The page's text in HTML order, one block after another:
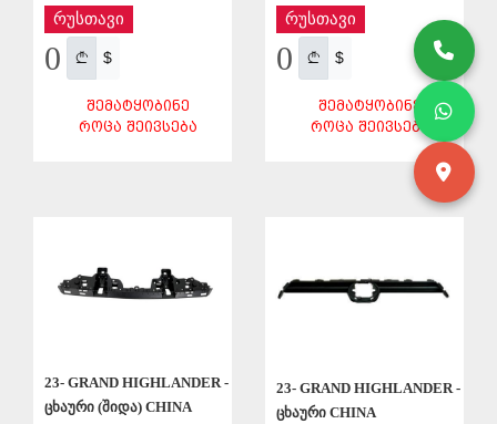
რუსთავი
0 $
ᲨᲔᲛᲐᲢᲧᲝᲑᲘᲜᲔ
ᲠᲝᲪᲐ ᲨᲔᲘᲕᲡᲔᲑᲐ
რუსთავი
0 $
ᲨᲔᲛᲐᲢᲧᲝᲑᲘᲜᲔ
ᲠᲝᲪᲐ ᲨᲔᲘᲕᲡᲔᲑᲐ
23- GRAND HIGHLANDER -
ცხაური (შიდა) CHINA
23- GRAND HIGHLANDER -
ცხაური CHINA